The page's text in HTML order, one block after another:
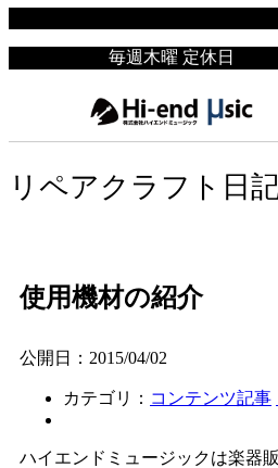
毎週木曜 定休日
リペアクラフト日
使用機材の紹介
公開日：2015/04/02
カテゴリ： コンテンツ記事
ハイエンドミュージックは楽器